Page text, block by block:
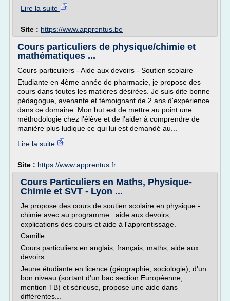
Lire la suite
Site : https://www.apprentus.be
Cours particuliers de physique/chimie et
mathématiques ...
Cours particuliers - Aide aux devoirs - Soutien scolaire
Etudiante en 4ème année de pharmacie, je propose des
cours dans toutes les matières désirées. Je suis dite bonne
pédagogue, avenante et témoignant de 2 ans d'expérience
dans ce domaine. Mon but est de mettre au point une
méthodologie chez l'élève et de l'aider à comprendre de
manière plus ludique ce qui lui est demandé au...
Lire la suite
Site : https://www.apprentus.fr
Cours Particuliers en Maths, Physique-
Chimie et SVT - Lyon ...
Je propose des cours de soutien scolaire en physique -
chimie avec au programme : aide aux devoirs,
explications des cours et aide à l'apprentissage.
Camille
Cours particuliers en anglais, français, maths, aide aux
devoirs
Jeune étudiante en licence (géographie, sociologie), d'un
bon niveau (sortant d'un bac section Européenne,
mention TB) et sérieuse, propose une aide dans
différentes...